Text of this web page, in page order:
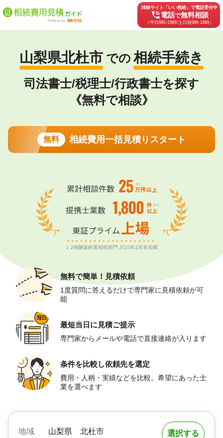
姉妹サイト「いい相続」で電話受付中
phone_in_talk電話で無料相談
（平日9時-19時/土日祝9時-18時）
山梨県北杜市 での 相続手続き
司法書士/税理士/行政書士を探す
《無料で相談》
無料 相続費用一括見積りスタート
無料で簡単！ 見積依頼
1度質問に答えるだけで専門家に見積依頼が可
能
最短当日に 見積ご提示
専門家からメールや電話で直接連絡が入ります
条件を比較し依頼先を選定
費用・人柄・実績などを比較。希望にあった士
業を選べます
地域 山梨県 北杜市 選択する